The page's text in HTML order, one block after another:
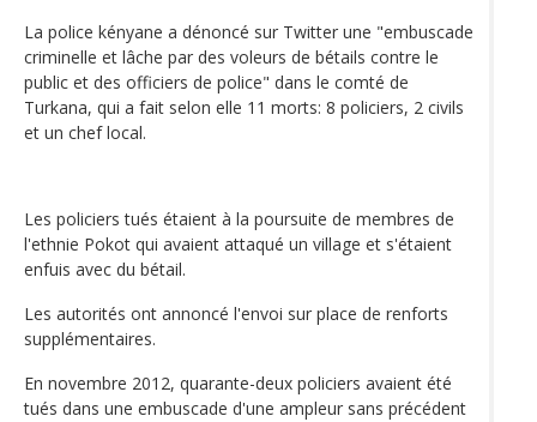
La police kényane a dénoncé sur Twitter une "embuscade
criminelle et lâche par des voleurs de bétails contre le
public et des officiers de police" dans le comté de
Turkana, qui a fait selon elle 11 morts: 8 policiers, 2 civils
et un chef local.
Les policiers tués étaient à la poursuite de membres de
l'ethnie Pokot qui avaient attaqué un village et s'étaient
enfuis avec du bétail.
Les autorités ont annoncé l'envoi sur place de renforts
supplémentaires.
En novembre 2012, quarante-deux policiers avaient été
tués dans une embuscade d'une ampleur sans précédent